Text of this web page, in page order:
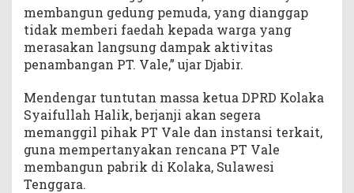
membangun gedung pemuda, yang dianggap
tidak memberi faedah kepada warga yang
merasakan langsung dampak aktivitas
penambangan PT. Vale,” ujar Djabir.
Mendengar tuntutan massa ketua DPRD Kolaka
Syaifullah Halik, berjanji akan segera
memanggil pihak PT Vale dan instansi terkait,
guna mempertanyakan rencana PT Vale
membangun pabrik di Kolaka, Sulawesi
Tenggara.